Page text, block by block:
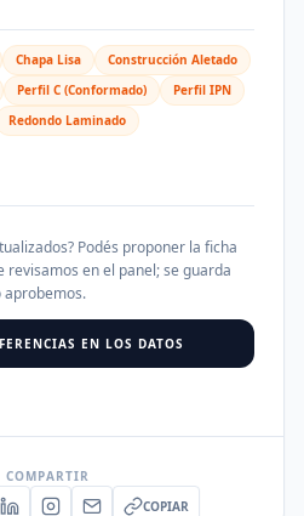
Chapa Lisa
Construcción Aletado
Perfil C (Conformado)
Perfil IPN
Redondo Laminado
Podés proponer la ficha
en el panel; se guarda
EN LOS DATOS
COMPARTIR
COPIAR